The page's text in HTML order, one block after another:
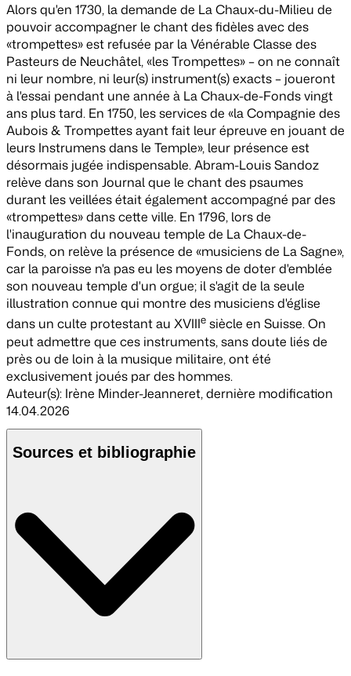
Alors qu'en 1730, la demande de La Chaux-du-Milieu de
pouvoir accompagner le chant des fidèles avec des
«trompettes» est refusée par la Vénérable Classe des
Pasteurs de Neuchâtel, «les Trompettes» – on ne connaît
ni leur nombre, ni leur(s) instrument(s) exacts – joueront
à l'essai pendant une année à La Chaux-de-Fonds vingt
ans plus tard. En 1750, les services de «la Compagnie des
Aubois & Trompettes ayant fait leur épreuve en jouant de
leurs Instrumens dans le Temple», leur présence est
désormais jugée indispensable. Abram-Louis Sandoz
relève dans son Journalque le chant des psaumes
durant les veillées était également accompagné par des
«trompettes» dans cette ville. En 1796, lors de
l'inauguration du nouveau temple de La Chaux-de-
Fonds, on relève la présence de «musiciens de La Sagne»,
car la paroisse n'a pas eu les moyens de doter d'emblée
son nouveau temple d'un orgue; il s'agit de la seule
illustration connue qui montre des musiciens d'église
dans un culte protestant au XVIIIe siècle en Suisse. On
peut admettre que ces instruments, sans doute liés de
près ou de loin à la musique militaire, ont été
exclusivement joués par des hommes.
Auteur(s): Irène Minder-Jeanneret,dernière modification
14.04.2026
Sources et bibliographie